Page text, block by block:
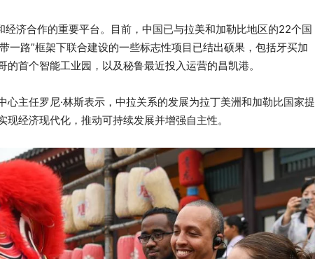
经济合作的重要平台。目前，中国已与拉美和加勒比地区的22个国
一路”框架下联合建设的一些标志性项目已结出硕果，包括牙买加
首个智能工业园，以及秘鲁最近投入运营的昌凯港。
心主任罗尼·林斯表示，中拉关系的发展为拉丁美洲和加勒比国家提
经济现代化，推动可持续发展并增强自主性。